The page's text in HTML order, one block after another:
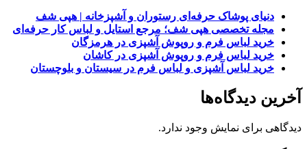
دنیای پوشاک حرفه‌ای رستوران و آشپزخانه | هپی شف
مجله تخصصی هپی شف؛ مرجع استایل و لباس کار حرفه‌ای
خرید لباس فرم و روپوش آشپزی در هرمزگان
خرید لباس فرم و روپوش آشپزی در کاشان
خرید لباس آشپزی و لباس فرم در سیستان و بلوچستان
آخرین دیدگاه‌ها
دیدگاهی برای نمایش وجود ندارد.